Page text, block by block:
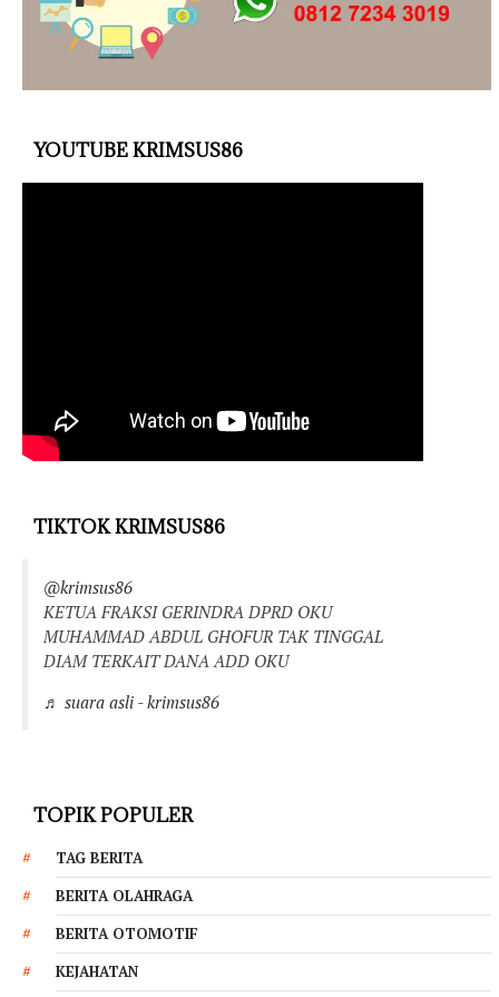
YOUTUBE KRIMSUS86
TIKTOK KRIMSUS86
@krimsus86
KETUA FRAKSI GERINDRA DPRD OKU
MUHAMMAD ABDUL GHOFUR TAK TINGGAL
DIAM TERKAIT DANA ADD OKU
♬ suara asli - krimsus86
TOPIK POPULER
TAG BERITA
BERITA OLAHRAGA
BERITA OTOMOTIF
KEJAHATAN